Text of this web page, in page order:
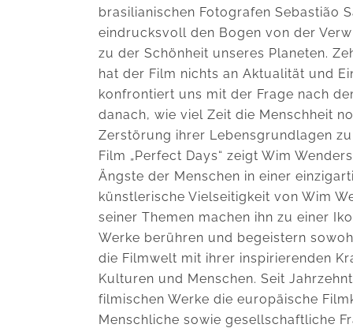
brasilianischen Fotografen Sebastião
eindrucksvoll den Bogen von der
zu der Schönheit unseres Planeten.
hat der Film nichts an Aktualität und
konfrontiert uns mit der Frage nach
danach, wie viel Zeit die Menschheit
Zerstörung ihrer Lebensgrundlagen
Film „Perfect Days“ zeigt Wim
Ängste der Menschen in einer
künstlerische Vielseitigkeit von Wim
seiner Themen machen ihn zu einer
Werke berühren und begeistern
die Filmwelt mit ihrer inspirierenden
Kulturen und Menschen. Seit
filmischen Werke die europäische
Menschliche sowie gesellschaftliche